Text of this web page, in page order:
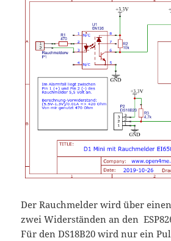
Der Rauchmelder wird über
zwei Widerständen an den
Für den DS18B20 wird nur ein